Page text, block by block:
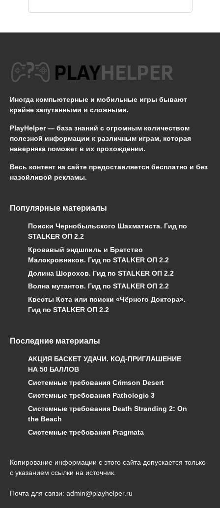
Иногда компьютерные и мобильные игры бывают
крайне запутанными и сложными.
PlayHelper — база знаний с огромным количеством
полезной информации к различным играм, которая
наверняка поможет в их прохождении.
Весь контент на сайте предоставляется бесплатно и без
назойливой рекламы.
Популярные материалы
Поиски Чернобыльского Шахматиста. Гид по
STALKER ОП 2.2
Кровавый эндшпиль и Братство
Малокровников. Гид по STALKER ОП 2.2
Долина Шорохов. Гид по STALKER ОП 2.2
Волна мутантов. Гид по STALKER ОП 2.2
Квесты Кота или поиски «Чёрного Доктора».
Гид по STALKER ОП 2.2
Последние материалы
АКЦИЯ БАСКЕТ УДАЧИ. КОД-ПРИГЛАШЕНИЕ
НА 50 БАЛЛОВ
Системные требования Crimson Desert
Системные требования Pathologic 3
Системные требования Death Stranding 2: On
the Beach
Системные требования Pragmata
Копирование информации с этого сайта допускается только
с указанием ссылки на источник.
Почта для связи: admin@playhelper.ru